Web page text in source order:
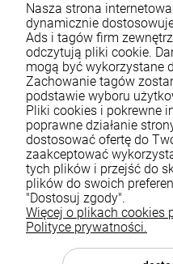
Nasza strona
dynamicznie
Ads i tagów firm
odczytują pliki cookie.
mogą być wykorzystane
Zachowanie tagów
podstawie wyboru
Pliki cookies i pokrewne
poprawne działanie
dostosować ofertę do
zaakceptować
tych plików i przejść do
plików do swoich
"Dostosuj zgody".
Więcej o plikach cookies
Polityce prywatności.